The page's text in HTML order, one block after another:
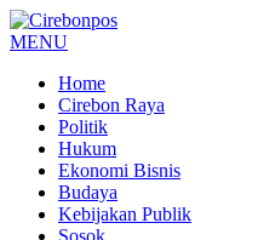
MENU
Home
Cirebon Raya
Politik
Hukum
Ekonomi Bisnis
Budaya
Kebijakan Publik
Sosok